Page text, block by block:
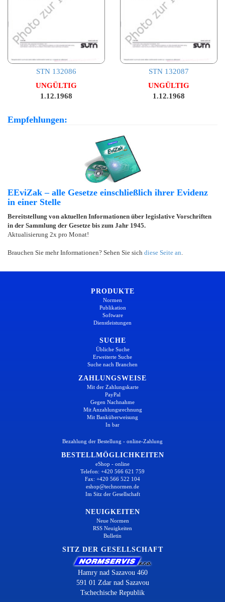
STN 132086
UNGÜLTIG
1.12.1968
STN 132087
UNGÜLTIG
1.12.1968
Empfehlungen:
EEviZak – alle Gesetze einschließlich ihrer Evidenz
in einer Stelle
Bereitstellung von aktuellen Informationen über legislative Vorschriften
in der Sammlung der Gesetze bis zum Jahr 1945.
Aktualisierung 2x pro Monat!
Brauchen Sie mehr Informationen? Sehen Sie sich diese Seite an
PRODUKTE
Normen
Publikation
Software
Dienstleistungen
SUCHE
Übliche Suche
Erweiterte Suche
Suche nach Branchen
ZAHLUNGSWEISE
Mit der Zahlungskarte
PayPal
Gegen Nachnahme
Mit Anzahlungsrechnung
Mit Banküberweisung
In bar
Bezahlung der Bestellung - online-Zahlung
BESTELLMÖGLICHKEITEN
eShop - online
Telefon: +420 566 621 759
Fax: +420 566 522 104
eshop@technormen.de
Im Sitz der Gesellschaft
NEUIGKEITEN
Neue Normen
RSS Neuigkeiten
Bulletin
SITZ DER GESELLSCHAFT
Hamry nad Sazavou 460
591 01 Zdar nad Sazavou
Tschechische Republik